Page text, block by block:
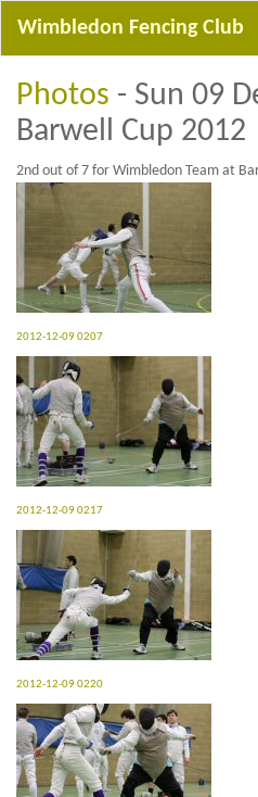
Wimbledon Fencing Club
Photos - Sun 09
Barwell Cup 2012
2nd out of 7 for Wimbledon Team at
2012-12-09 0207
2012-12-09 0217
2012-12-09 0220